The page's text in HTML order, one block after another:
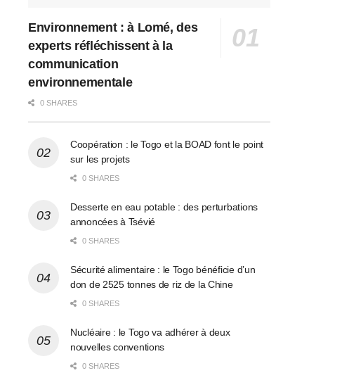
Environnement : à Lomé, des
experts réfléchissent à la
communication
environnementale
0 SHARES
Coopération : le Togo et la BOAD font le point
sur les projets
0 SHARES
Desserte en eau potable : des perturbations
annoncées à Tsévié
0 SHARES
Sécurité alimentaire : le Togo bénéficie d’un
don de 2525 tonnes de riz de la Chine
0 SHARES
Nucléaire : le Togo va adhérer à deux
nouvelles conventions
0 SHARES